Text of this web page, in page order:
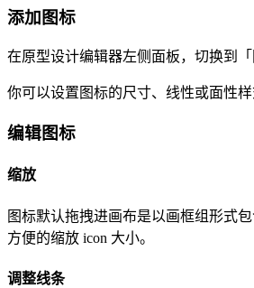
添加图标
在原型设计编辑器左侧面板，切换到
你可以设置图标的尺寸、线性或面性
编辑图标
缩放
图标默认拖拽进画布是以画框组形式
方便的缩放 icon 大小。
调整线条